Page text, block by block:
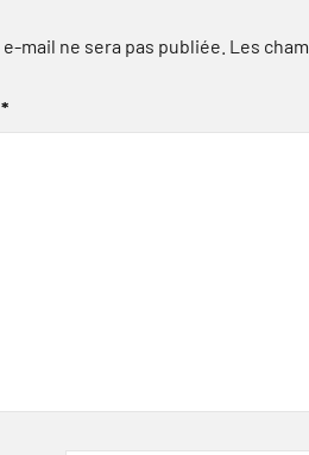
mail ne sera pas publiée. Les
*